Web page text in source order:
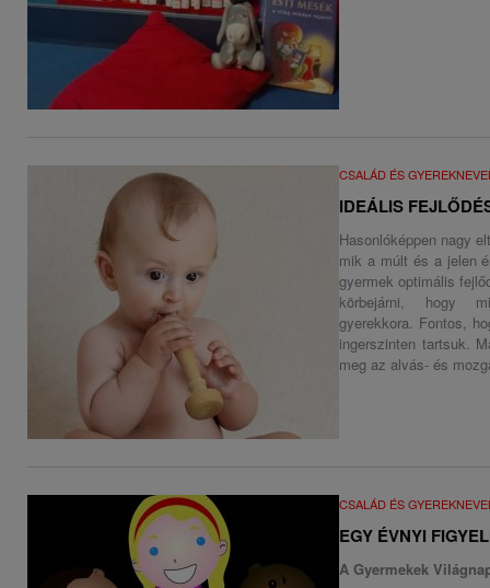
CSALÁD ÉS
IDEÁLIS
Hasonlóképpen nagy
mik a múlt és a jelen
gyermek optimális
körbejárni, hogy
gyerekkora. Fontos,
ingerszinten tartsuk.
meg az alvás- és
CSALÁD ÉS
EGY ÉVNYI
A Gyermekek